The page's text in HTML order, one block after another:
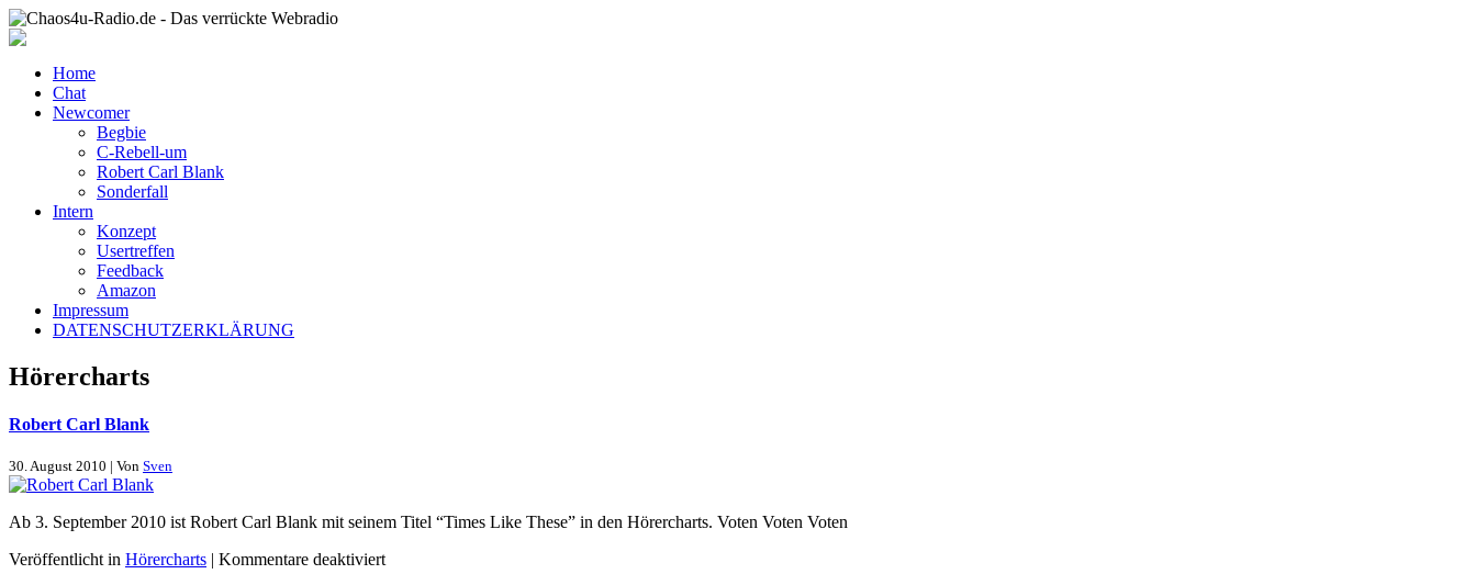
Home
Chat
Newcomer
Begbie
C-Rebell-um
Robert Carl Blank
Sonderfall
Intern
Konzept
Usertreffen
Feedback
Amazon
Impressum
DATENSCHUTZERKLÄRUNG
Hörercharts
Robert Carl Blank
30. August 2010 | Von Sven
Ab 3. September 2010 ist Robert Carl Blank mit seinem Titel “Times Like These” in den Hörercharts. Voten Voten Voten
Veröffentlicht in Hörercharts | Kommentare deaktiviert